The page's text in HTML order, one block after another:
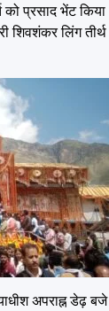
को प्रसाद भेंट
शिवशंकर लिंग
अपराह्न डेढ़ बजे